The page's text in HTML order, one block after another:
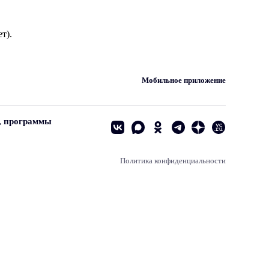
Мобильное приложение
программы
Политика конфиденциальности